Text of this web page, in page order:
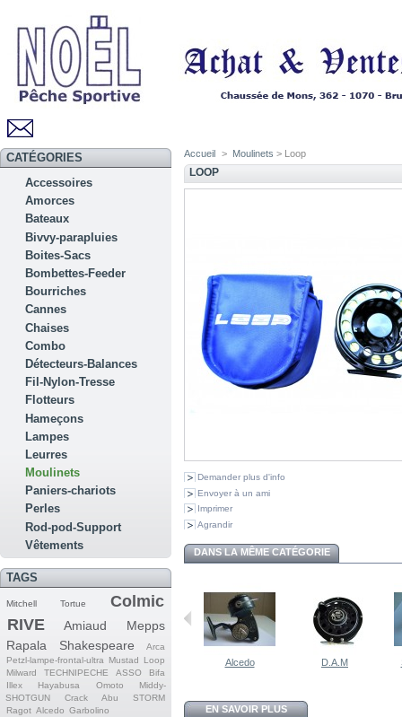
CATÉGORIES
Accessoires
Amorces
Bateaux
Bivvy-parapluies
Boites-Sacs
Bombettes-Feeder
Bourriches
Cannes
Chaises
Combo
Détecteurs-Balances
Fil-Nylon-Tresse
Flotteurs
Hameçons
Lampes
Leurres
Moulinets
Paniers-chariots
Perles
Rod-pod-Support
Vêtements
TAGS
Mitchell Tortue
Colmic
RIVE
Amiaud
Mepps
Rapala
Shakespeare
Arca
Petzl-lampe-frontal-ultra Mustad
Loop
Milward
TECHNIPECHE ASSO
Bifa
Illex
Hayabusa Omoto
Middy-
SHOTGUN
Crack Abu
STORM
Ragot Alcedo Garbolino
Accueil > Moulinets > Loop
LOOP
Demander plus d'info
Envoyer à un ami
Imprimer
Agrandir
DANS LA MÊME CATÉGORIE
Alcedo D.A.M
EN SAVOIR PLUS